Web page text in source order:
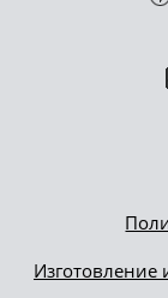
Изготовление